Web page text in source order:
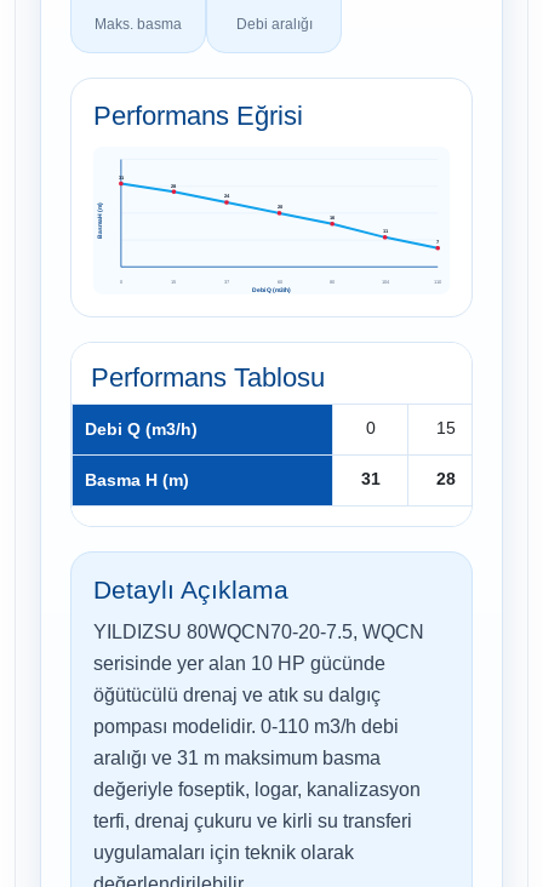
Maks. basma Debi aralığı
Performans Eğrisi
31
28
24
20
16
11
7
15 37 60 104 110
Debi Q (m3/h)
Basma H (m)
Performans Tablosu
Debi Q (m3/h) 0 15
Basma H (m) 31 28
Detaylı Açıklama
YILDIZSU 80WQCN70-20-7.5, WQCN
serisinde yer alan 10 HP gücünde
öğütücülü drenaj ve atık su dalgıç
pompası modelidir. 0-110 m3/h debi
aralığı ve 31 m maksimum basma
değeriyle foseptik, logar, kanalizasyon
terfi, drenaj çukuru ve kirli su transferi
uygulamaları için teknik olarak